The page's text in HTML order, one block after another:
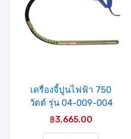
เครื่องจี้ปูนไฟฟ้า 750
วัตต์ รุ่น 04-009-004
MIXPRO
฿3,665.00